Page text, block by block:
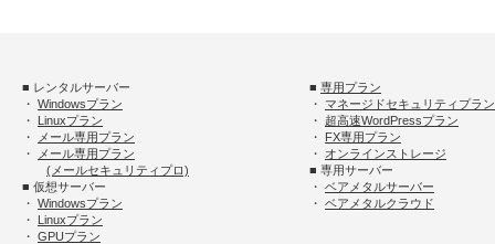
■ レンタルサーバー ■ 専用プラン
・ Windowsプラン ・ マネージドセキュリティプラン
・ Linuxプラン ・ 超高速WordPressプラン
・
メール専用プラン ・ FX専用プラン
・
メール専用プラン ・ オンラインストレージ
(メールセキュリティプロ)
■ 専用サーバー
■ 仮想サーバー
・ ベアメタルサーバー
・ Windowsプラン ・ ベアメタルクラウド
・ Linuxプラン
・ GPUプラン